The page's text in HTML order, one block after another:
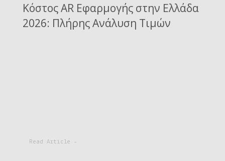
Κόστος AR Εφαρμογής στην Ελλάδα
2026: Πλήρης Ανάλυση Τιμών
Read Article -